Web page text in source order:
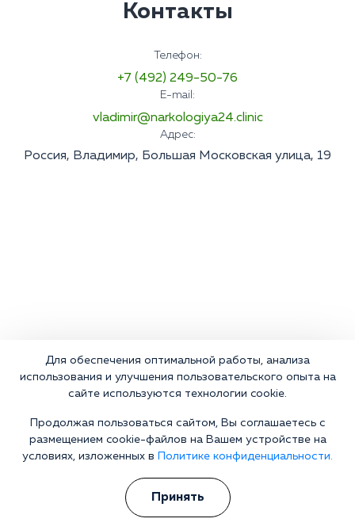
Контакты
Телефон:
+7 (492) 249-50-76
E-mail:
vladimir@narkologiya24.clinic
Адрес:
Россия, Владимир, Большая Московская улица, 19
Для обеспечения оптимальной работы, анализа
использования и улучшения пользовательского опыта на
сайте используются технологии cookie.
Продолжая пользоваться сайтом, Вы соглашаетесь с
размещением cookie-файлов на Вашем устройстве на
условиях, изложенных в
Политике конфиденциальности.
Принять